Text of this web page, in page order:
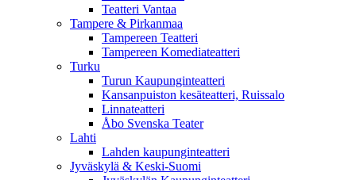
Teatteri Vantaa
Tampere & Pirkanmaa
Tampereen Teatteri
Tampereen Komediateatteri
Turku
Turun Kaupunginteatteri
Kansanpuiston kesäteatteri, Ruissalo
Linnateatteri
Åbo Svenska Teater
Lahti
Lahden kaupunginteatteri
Jyväskylä & Keski-Suomi